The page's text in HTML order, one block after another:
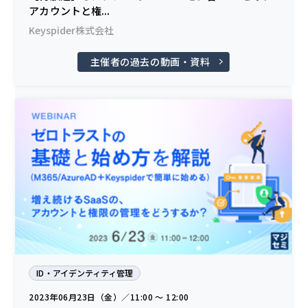
アカウントと権...
Keyspider株式会社
主催者の過去の動画・資料
ID・アイデンティティ管理
2023年06月23日（金）／11:00 〜 12:00